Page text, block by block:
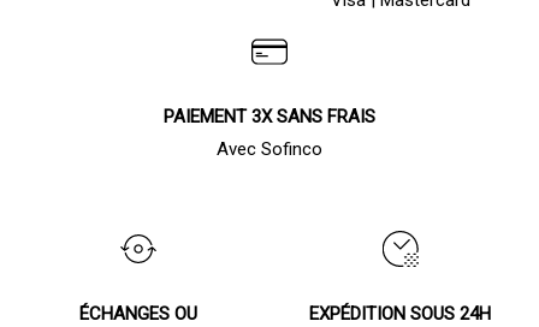
PAIEMENT 3X SANS FRAIS
Avec Sofinco
ÉCHANGES OU
EXPÉDITION SOUS 24H